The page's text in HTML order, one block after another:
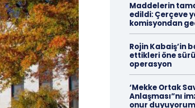
Maddelerin
edildi: Çerçeve
komisyondan
Rojin Kabaiş’in
ettikleri öne
operasyon
‘Mekke Ortak
Anlaşması”nı
onur